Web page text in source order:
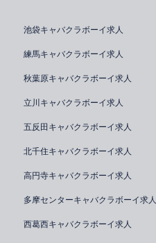
池袋キャバクラボーイ求人
練馬キャバクラボーイ求人
秋葉原キャバクラボーイ求人
立川キャバクラボーイ求人
五反田キャバクラボーイ求人
北千住キャバクラボーイ求人
高円寺キャバクラボーイ求人
多摩センターキャバクラボーイ求人
西葛西キャバクラボーイ求人